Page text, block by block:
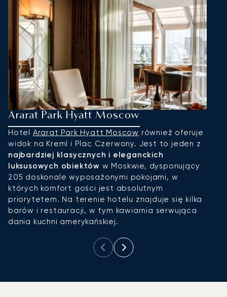
Ararat Park Hyatt Moscow
Hotel Ararat Park Hyatt Moscow również oferuje
widok na Kreml i Plac Czerwony. Jest to jeden z
najbardziej klasycznych i eleganckich
luksusowych obiektów w Moskwie, dysponujący
205 doskonale wyposażonymi pokojami, w
których komfort gości jest absolutnym
priorytetem. Na terenie hotelu znajduje się kilka
barów i restauracji, w tym kawiarnia serwująca
dania kuchni amerykańskiej.